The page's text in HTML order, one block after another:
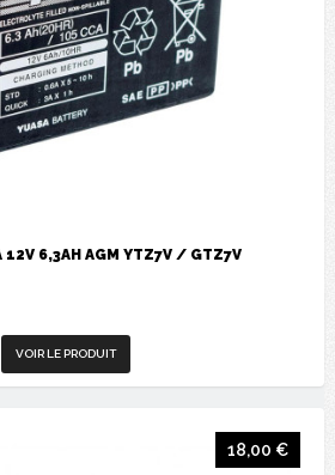
12V 6,3AH AGM YTZ7V / GTZ7V
VOIR LE PRODUIT
18,00 €